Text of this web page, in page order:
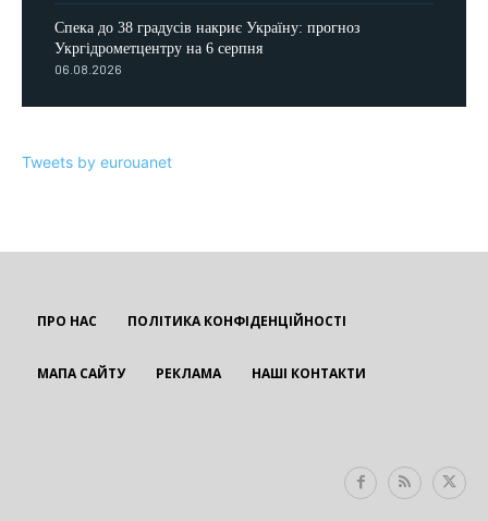
Спека до 38 градусів накриє Україну: прогноз
Укргідрометцентру на 6 серпня
06.08.2026
Tweets by eurouanet
ПРО НАС ПОЛІТИКА КОНФІДЕНЦІЙНОСТІ
МАПА САЙТУ РЕКЛАМА НАШІ КОНТАКТИ